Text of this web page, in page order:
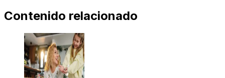
Contenido relacionado